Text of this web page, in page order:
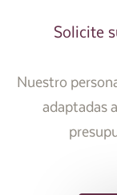
Solicite
Nuestro
adaptadas